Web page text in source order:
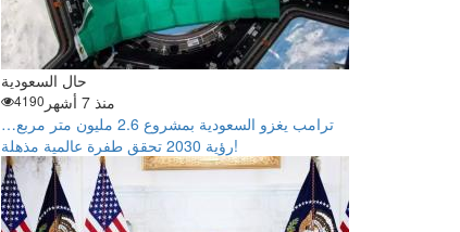
حال السعودية
منذ 7 أشهر
4190
ترامب يغزو السعودية بمشروع 2.6 مليون متر مربع…
رؤية 2030 تحقق طفرة عالمية مذهلة!